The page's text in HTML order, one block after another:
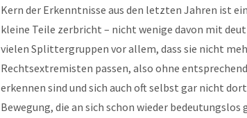
Kern der Erkenntnisse aus den letzten Jahren ist
kleine Teile zerbricht – nicht wenige davon mit
vielen Splittergruppen vor allem, dass sie nicht
Rechtsextremisten passen, also ohne
erkennen sind und sich auch oft selbst gar nicht
Bewegung, die an sich schon wieder bedeutungslos